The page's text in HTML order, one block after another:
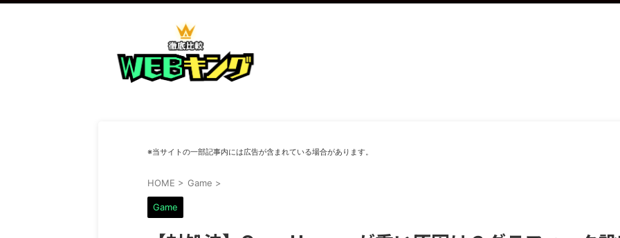
※当サイトの一部記事内には広告が含まれている場合があります。
HOME > Game >
Game